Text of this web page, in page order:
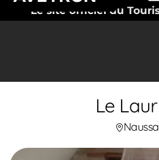
Le site officiel du
Le